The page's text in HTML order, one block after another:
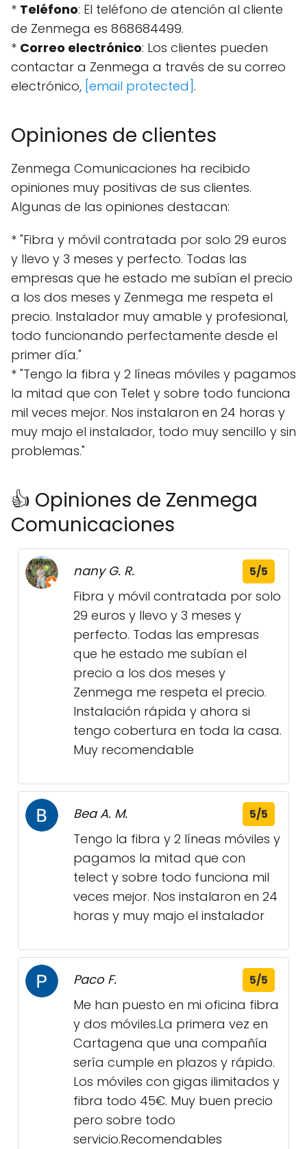
* Teléfono: El teléfono de atención al cliente
de Zenmega es 868684499.
* Correo electrónico: Los clientes pueden
contactar a Zenmega a través de su correo
electrónico, [email protected] .
Opiniones de clientes
Zenmega Comunicaciones ha recibido
opiniones muy positivas de sus clientes.
Algunas de las opiniones destacan:
* "Fibra y móvil contratada por solo 29 euros
y llevo y 3 meses y perfecto. Todas las
empresas que he estado me subían el precio
a los dos meses y Zenmega me respeta el
precio. Instalador muy amable y profesional,
todo funcionando perfectamente desde el
primer día."
* "Tengo la fibra y 2 líneas móviles y pagamos
la mitad que con Telet y sobre todo funciona
mil veces mejor. Nos instalaron en 24 horas y
muy majo el instalador, todo muy sencillo y sin
problemas."
👍 Opiniones de Zenmega
Comunicaciones
nany G. R. 5/5
Fibra y móvil contratada por solo
29 euros y llevo y 3 meses y
perfecto. Todas las empresas
que he estado me subían el
precio a los dos meses y
Zenmega me respeta el precio.
Instalación rápida y ahora si
tengo cobertura en toda la casa.
Muy recomendable
Bea A. M. 5/5
Tengo la fibra y 2 líneas móviles y
pagamos la mitad que con
telect y sobre todo funciona mil
veces mejor. Nos instalaron en 24
horas y muy majo el instalador
Paco F. 5/5
Me han puesto en mi oficina fibra
y dos móviles.La primera vez en
Cartagena que una compañía
sería cumple en plazos y rápido.
Los móviles con gigas ilimitados y
fibra todo 45€. Muy buen precio
pero sobre todo
servicio.Recomendables